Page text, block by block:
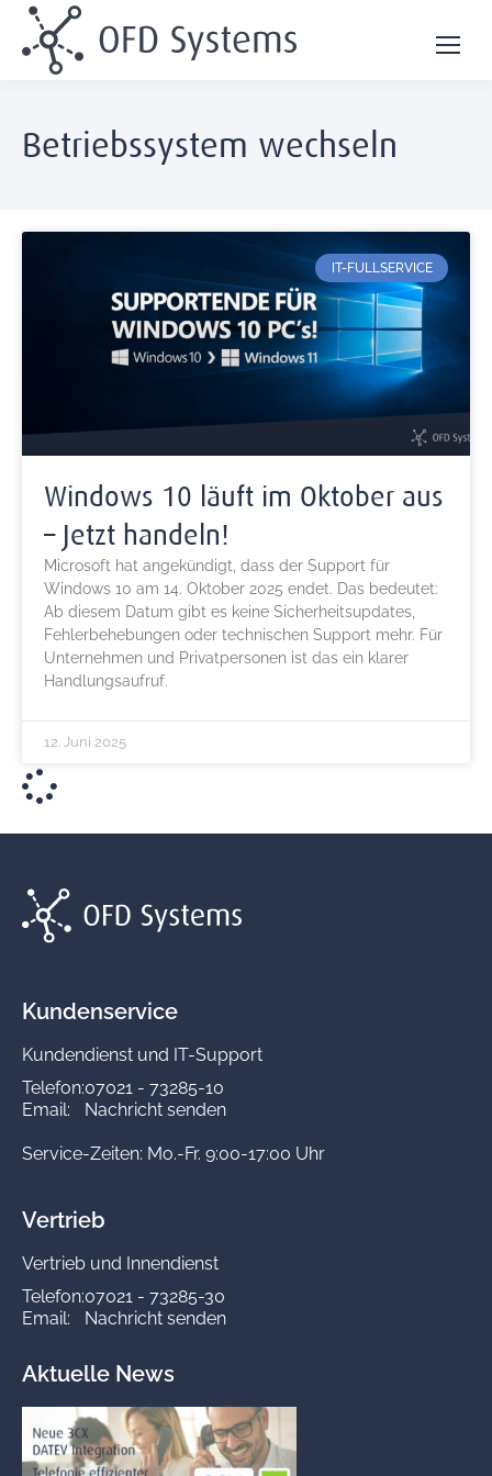
Betriebssystem wechseln
IT-FULLSERVICE
Windows 10 läuft im Oktober aus
– Jetzt handeln!
Microsoft hat angekündigt, dass der Support für
Windows 10 am 14. Oktober 2025 endet. Das bedeutet:
Ab diesem Datum gibt es keine Sicherheitsupdates,
Fehlerbehebungen oder technischen Support mehr. Für
Unternehmen und Privatpersonen ist das ein klarer
Handlungsaufruf.
12. Juni 2025
Kundenservice
Kundendienst und IT-Support
Telefon:07021 - 73285-10
Email:
Nachricht senden
Service-Zeiten: Mo.-Fr. 9:00-17:00 Uhr
Vertrieb
Vertrieb und Innendienst
Telefon:07021 - 73285-30
Email:
Nachricht senden
Aktuelle News